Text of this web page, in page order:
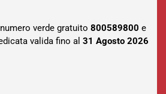
verde gratuito 800589800 e
valida fino al 31 Agosto 2026